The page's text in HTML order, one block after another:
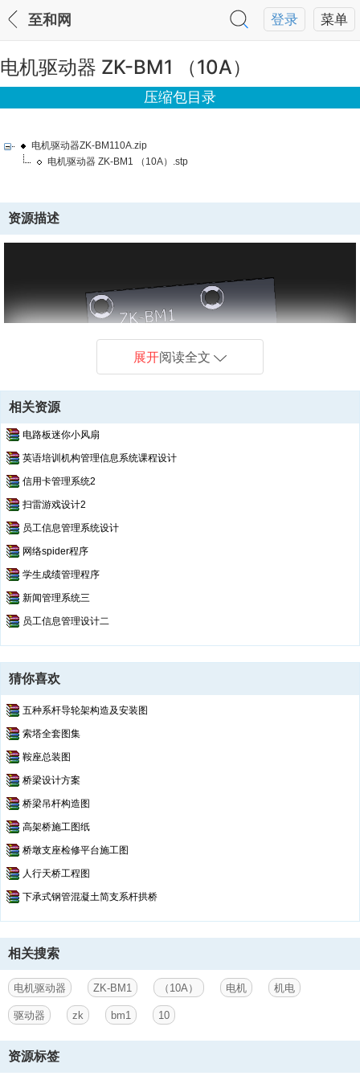
菜单
登录
至和网
电机驱动器 ZK-BM1 （10A）
压缩包目录
电机驱动器ZK-BM110A.zip
电机驱动器 ZK-BM1 （10A）.stp
资源描述
展开阅读全文
相关资源
电路板迷你小风扇
英语培训机构管理信息系统课程设计
信用卡管理系统2
扫雷游戏设计2
员工信息管理系统设计
网络spider程序
学生成绩管理程序
新闻管理系统三
员工信息管理设计二
猜你喜欢
五种系杆导轮架构造及安装图
索塔全套图集
鞍座总装图
桥梁设计方案
桥梁吊杆构造图
高架桥施工图纸
桥墩支座检修平台施工图
人行天桥工程图
下承式钢管混凝土简支系杆拱桥
相关搜索
电机驱动器 ZK-BM1 （10A） 电机 机电
驱动器 zk bm1 10
资源标签